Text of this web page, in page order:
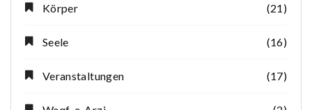
Körper (21)
Seele (16)
Veranstaltungen (17)